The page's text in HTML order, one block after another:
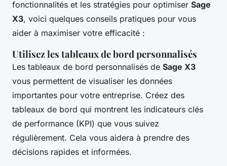
fonctionnalités et les stratégies pour optimiser Sage
X3, voici quelques conseils pratiques pour vous
aider à maximiser votre efficacité :
Utilisez les tableaux de bord personnalisés
Les tableaux de bord personnalisés de Sage X3
vous permettent de visualiser les données
importantes pour votre entreprise. Créez des
tableaux de bord qui montrent les indicateurs clés
de performance (KPI) que vous suivez
régulièrement. Cela vous aidera à prendre des
décisions rapides et informées.